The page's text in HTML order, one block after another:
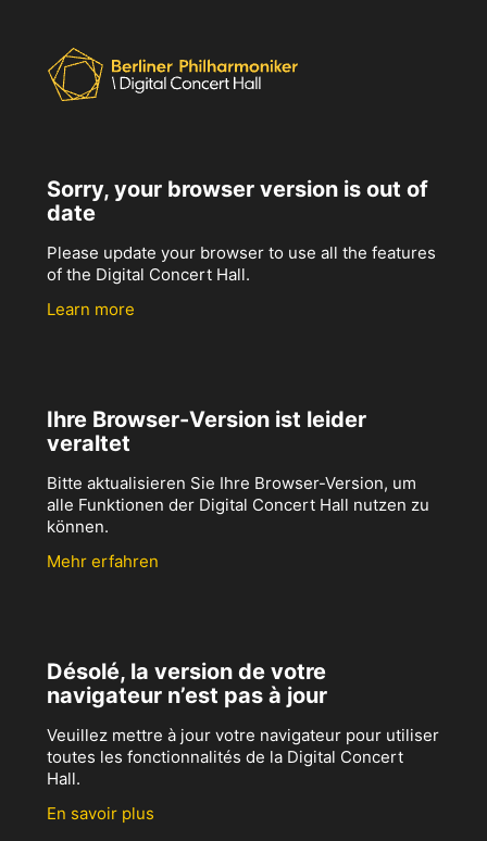
Sorry, your browser version is out of
date
Please update your browser to use all the features
of the Digital Concert Hall.
Learn more
Ihre Browser-Version ist leider
veraltet
Bitte aktualisieren Sie Ihre Browser-Version, um
alle Funktionen der Digital Concert Hall nutzen zu
können.
Mehr erfahren
Désolé, la version de votre
navigateur n’est pas à jour
Veuillez mettre à jour votre navigateur pour utiliser
toutes les fonctionnalités de la Digital Concert
Hall.
En savoir plus